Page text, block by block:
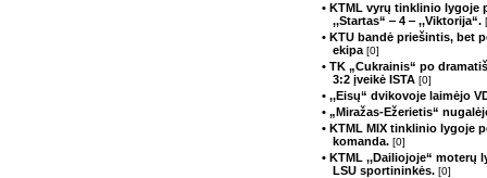
• KTML vyrų tinklinio lygoje
,,Startas“ ‒ 4 ‒ ,,Viktorija“.
• KTU bandė priešintis, bet
ekipa [0]
• TK „Cukrainis“ po
3:2 įveikė ISTA [0]
• ,,Eisų“ dvikovoje laimėjo
• „Miražas-Ežerietis“
• KTML MIX tinklinio lygoje
komanda. [0]
• KTML ,,Dailiojoje“ moterų
LSU sportininkės. [0]